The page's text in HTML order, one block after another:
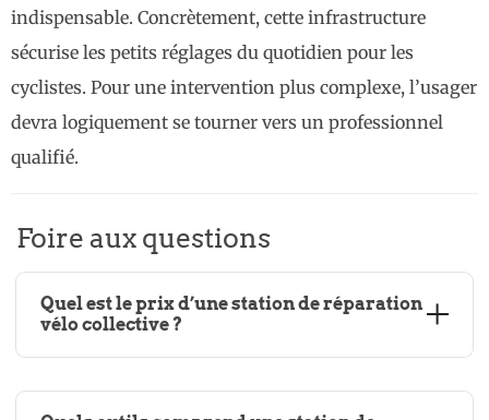
indispensable. Concrètement, cette infrastructure
sécurise les petits réglages du quotidien pour les
cyclistes. Pour une intervention plus complexe, l’usager
devra logiquement se tourner vers un professionnel
qualifié.
Foire aux questions
Quel est le prix d’une station de réparation
vélo collective ?
Un équipement degonflagesimple au sol représente